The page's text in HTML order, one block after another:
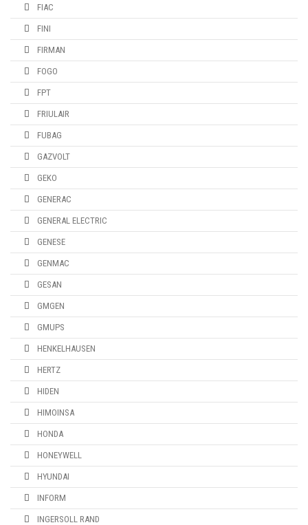
FIAC
FINI
FIRMAN
FOGO
FPT
FRIULAIR
FUBAG
GAZVOLT
GEKO
GENERAC
GENERAL ELECTRIC
GENESE
GENMAC
GESAN
GMGEN
GMUPS
HENKELHAUSEN
HERTZ
HIDEN
HIMOINSA
HONDA
HONEYWELL
HYUNDAI
INFORM
INGERSOLL RAND